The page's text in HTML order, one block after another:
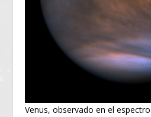
Venus, observado en el